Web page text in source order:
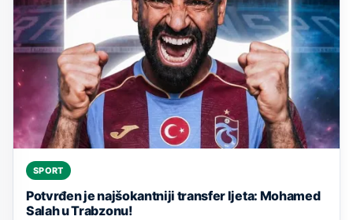
SPORT
Potvrđen je najšokantniji transfer ljeta: Mohamed
Salah u Trabzonu!